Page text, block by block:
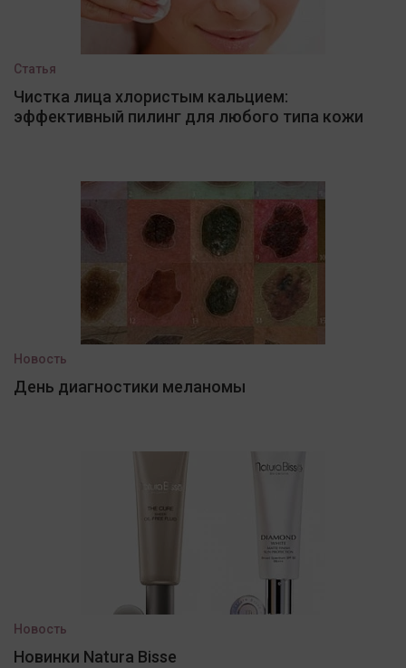
Статья
Чистка лица хлористым кальцием:
эффективный пилинг для любого типа кожи
Новость
День диагностики меланомы
Новость
Новинки Natura Bisse